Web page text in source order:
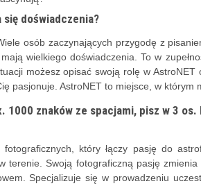
się doświadczenia?
osób zaczynających przygodę z
wielkiego doświadczenia. To w
możesz opisać swoją rolę w
pasjonuje. AstroNET to miejsce, w którym
1000 znaków ze spacjami, pisz w 3
który łączy pasję do
terenie. Swoją fotograficzną pasję
Specjalizuje się w prowadzeniu